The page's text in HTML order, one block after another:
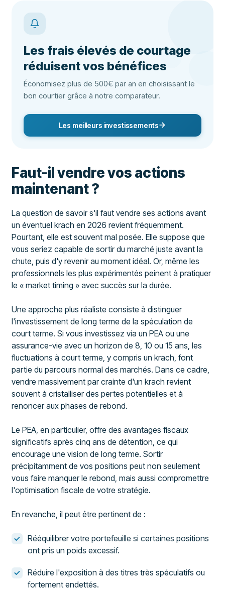
Les frais élevés de courtage
réduisent vos bénéfices
Économisez plus de 500€ par an en choisissant le
bon courtier grâce à notre comparateur.
Les meilleurs investissements
Faut-il vendre vos actions
maintenant ?
La question de savoir s'il faut vendre ses actions avant
un éventuel krach en 2026 revient fréquemment.
Pourtant, elle est souvent mal posée. Elle suppose que
vous seriez capable de sortir du marché juste avant la
chute, puis d'y revenir au moment idéal. Or, même les
professionnels les plus expérimentés peinent à pratiquer
le « market timing » avec succès sur la durée.
Une approche plus réaliste consiste à distinguer
l'investissement de long terme de la spéculation de
court terme. Si vous investissez via un PEA ou une
assurance-vie avec un horizon de 8, 10 ou 15 ans, les
fluctuations à court terme, y compris un krach, font
partie du parcours normal des marchés. Dans ce cadre,
vendre massivement par crainte d'un krach revient
souvent à cristalliser des pertes potentielles et à
renoncer aux phases de rebond.
Le PEA, en particulier, offre des avantages fiscaux
significatifs après cinq ans de détention, ce qui
encourage une vision de long terme. Sortir
précipitamment de vos positions peut non seulement
vous faire manquer le rebond, mais aussi compromettre
l'optimisation fiscale de votre stratégie.
En revanche, il peut être pertinent de :
Rééquilibrer votre portefeuille si certaines positions
ont pris un poids excessif.
Réduire l'exposition à des titres très spéculatifs ou
fortement endettés.